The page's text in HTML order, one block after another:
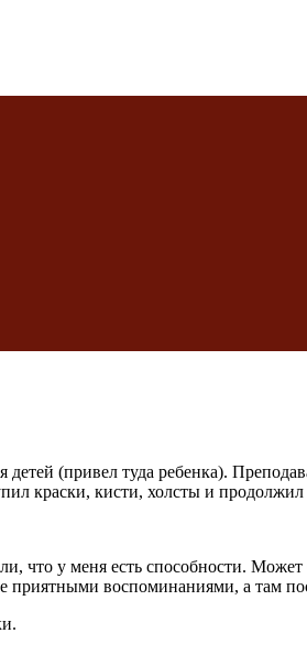
(привел туда ребенка).
краски, кисти, холсты и
что у меня есть способности.
приятными воспоминаниями, а там